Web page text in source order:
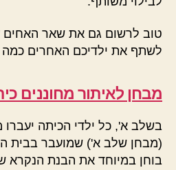
טוב לרשום גם את שאר האחים
לשתף את ילדיכם האחרים כמה
מבחן לאיתור מחוננים
בשלב א', כל ילדי הכיתה יעברו
(מבחן שלב א') שמועבר בבית
בוחן במיוחד את הבנת הנקרא